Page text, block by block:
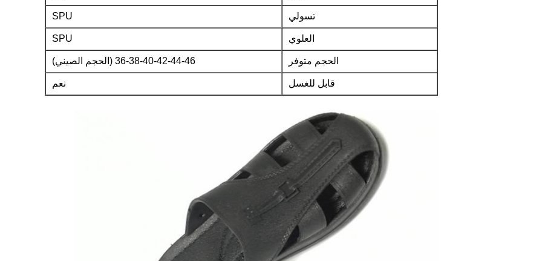
تسولي SPU
العلوي SPU
الحجم متوفر 36-38-40-42-44-46 (الحجم الصيني)
قابل للغسل نعم